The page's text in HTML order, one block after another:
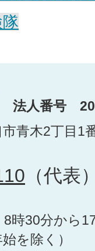
法人番号
青木2丁目1
（代表
時30分から
を除く）